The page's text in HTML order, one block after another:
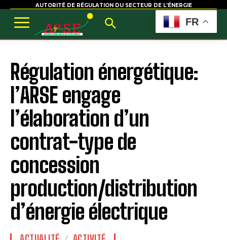
AUTORITÉ DE RÉGULATION DU SECTEUR DE L’ÉNERGIE
Régulation énergétique:
l’ARSE engage
l’élaboration d’un
contrat-type de
concession
production/distribution
d’énergie électrique
FR